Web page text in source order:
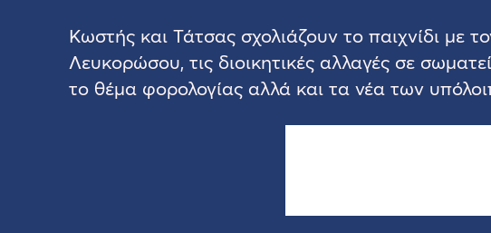
Κωστής και Τάτσας σχολιάζουν το παιχνίδι με
Λευκορώσου, τις διοικητικές αλλαγές σε
το θέμα φορολογίας αλλά και τα νέα των